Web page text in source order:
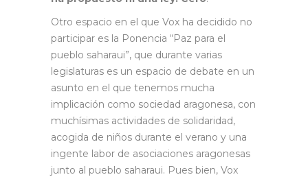
Otro espacio en el que Vox ha decidido no
participar es la Ponencia “Paz para el
pueblo saharaui”, que durante varias
legislaturas es un espacio de debate en un
asunto en el que tenemos mucha
implicación como sociedad aragonesa, con
muchísimas actividades de solidaridad,
acogida de niños durante el verano y una
ingente labor de asociaciones aragonesas
junto al pueblo saharaui. Pues bien, Vox